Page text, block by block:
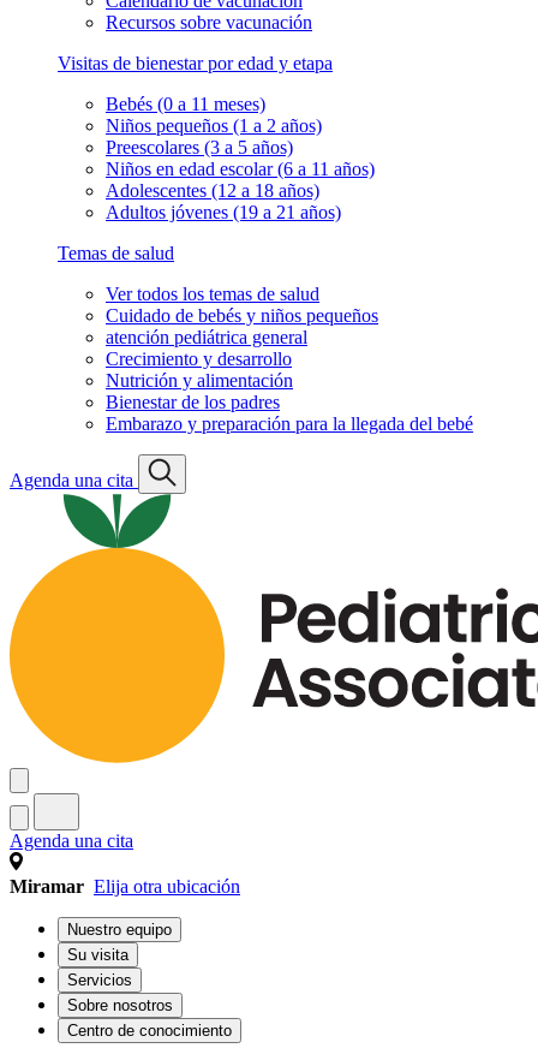
Recursos sobre vacunación
Visitas de bienestar por edad y etapa
Bebés (0 a 11 meses)
Niños pequeños (1 a 2 años)
Preescolares (3 a 5 años)
Niños en edad escolar (6 a 11 años)
Adolescentes (12 a 18 años)
Adultos jóvenes (19 a 21 años)
Temas de salud
Ver todos los temas de salud
Cuidado de bebés y niños pequeños
atención pediátrica general
Crecimiento y desarrollo
Nutrición y alimentación
Bienestar de los padres
Embarazo y preparación para la llegada del bebé
Agenda una cita
Agenda una cita
Miramar Elija otra ubicación
Nuestro equipo
Su visita
Servicios
Sobre nosotros
Centro de conocimiento